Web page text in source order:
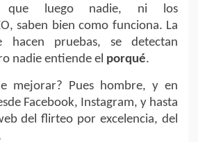
que luego nadie, ni los
saben bien como funciona. La
hacen pruebas, se detectan
nadie entiende el porqué.
mejorar? Pues hombre, y en
Facebook, Instagram, y hasta
del flirteo por excelencia, del